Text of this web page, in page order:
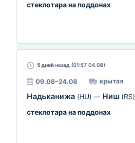
стеклотара на поддонах
5 дней назад (01:57 04.08)
09.08–24.08 крытая
Надьканижа (HU) — Ниш (RS)
стеклотара на поддонах